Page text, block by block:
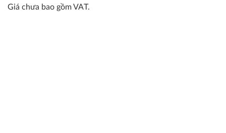
Giá chưa bao gồm VAT.